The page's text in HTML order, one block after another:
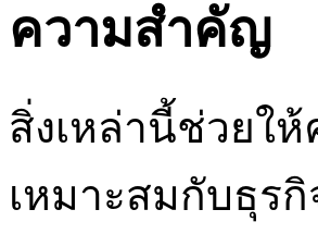
ความสำคัญ
สิ่งเหล่านี้ช่วยใ
เหมาะสมกับธุร